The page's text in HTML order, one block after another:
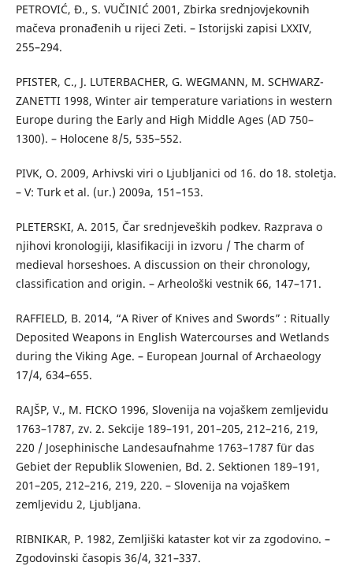
PETROVIĆ, Đ., S. VUČINIĆ 2001, Zbirka srednjovjekovnih
mačeva pronađenih u rijeci Zeti. – Istorijski zapisi LXXIV,
255–294.
PFISTER, C., J. LUTERBACHER, G. WEGMANN, M. SCHWARZ-
ZANETTI 1998, Winter air temperature variations in western
Europe during the Early and High Middle Ages (AD 750–
1300). – Holocene 8/5, 535–552.
PIVK, O. 2009, Arhivski viri o Ljubljanici od 16. do 18. stoletja.
– V: Turk et al. (ur.) 2009a, 151–153.
PLETERSKI, A. 2015, Čar srednjeveških podkev. Razprava o
njihovi kronologiji, klasifikaciji in izvoru / The charm of
medieval horseshoes. A discussion on their chronology,
classification and origin. – Arheološki vestnik 66, 147–171.
RAFFIELD, B. 2014, “A River of Knives and Swords” : Ritually
Deposited Weapons in English Watercourses and Wetlands
during the Viking Age. – European Journal of Archaeology
17/4, 634–655.
RAJŠP, V., M. FICKO 1996, Slovenija na vojaškem zemljevidu
1763–1787, zv. 2. Sekcije 189–191, 201–205, 212–216, 219,
220 / Josephinische Landesaufnahme 1763–1787 für das
Gebiet der Republik Slowenien, Bd. 2. Sektionen 189–191,
201–205, 212–216, 219, 220. – Slovenija na vojaškem
zemljevidu 2, Ljubljana.
RIBNIKAR, P. 1982, Zemljiški kataster kot vir za zgodovino. –
Zgodovinski časopis 36/4, 321–337.